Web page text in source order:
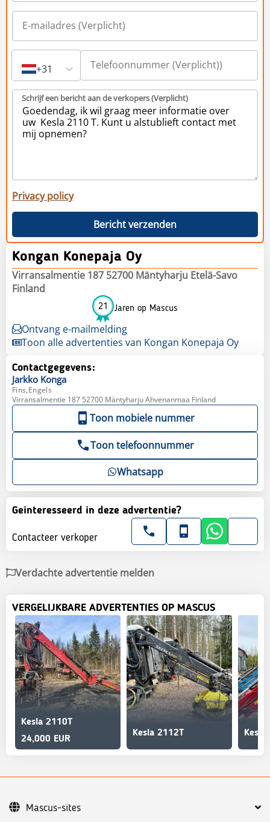
+31
Schrijf een bericht aan de verkopers (Verplicht)
Privacy policy
Bericht verzenden
Kongan Konepaja Oy
Virransalmentie 187 52700 Mäntyharju Etelä-Savo
Finland
21 Jaren op Mascus
Ontvang e-mailmelding
Toon alle advertenties van Kongan Konepaja Oy
Contactgegevens:
Jarkko Konga
Fins,Engels
Virransalmentie 187 52700 Mäntyharju Ahvenanmaa Finland
Toon mobiele nummer
Toon telefoonnummer
Whatsapp
Geinteresseerd in deze advertentie?
Contacteer verkoper
Verdachte advertentie melden
VERGELIJKBARE ADVERTENTIES OP MASCUS
Kesla 2110T
24,000 EUR
Kesla 2112T Kesla
Mascus-sites